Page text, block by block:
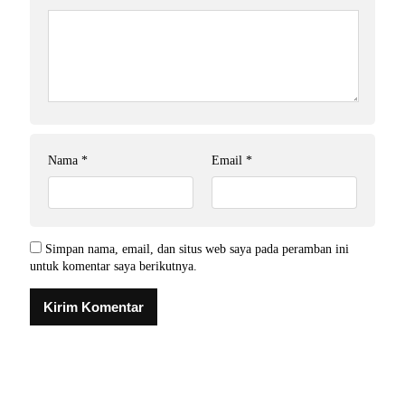
Nama * Email *
Simpan nama, email, dan situs web saya pada peramban ini
untuk komentar saya berikutnya.